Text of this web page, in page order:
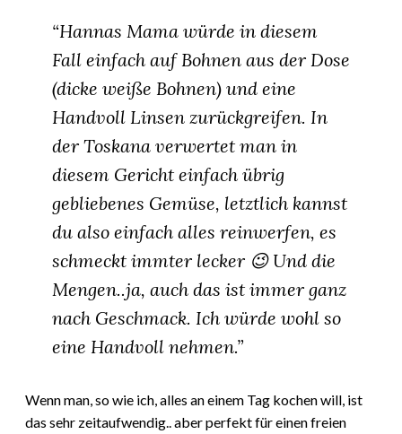
“Hannas Mama würde in diesem
Fall einfach auf Bohnen aus der Dose
(dicke weiße Bohnen) und eine
Handvoll Linsen zurückgreifen. In
der Toskana verwertet man in
diesem Gericht einfach übrig
gebliebenes Gemüse, letztlich kannst
du also einfach alles reinwerfen, es
schmeckt immter lecker 😉 Und die
Mengen..ja, auch das ist immer ganz
nach Geschmack. Ich würde wohl so
eine Handvoll nehmen.”
Wenn man, so wie ich, alles an einem Tag kochen will, ist
das sehr zeitaufwendig.. aber perfekt für einen freien